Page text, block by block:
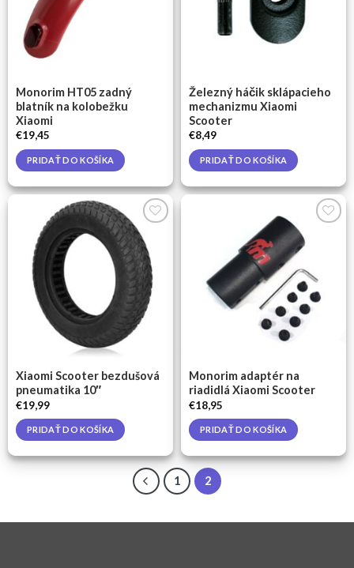
Monorim HT05 zadný
blatník na kolobežku
Xiaomi
€19,45
PRIDAŤ DO KOŠÍKA
Železný háčik sklápacieho
mechanizmu Xiaomi
Scooter
€8,49
PRIDAŤ DO KOŠÍKA
Pridať
do
zoznamu
želaní
Xiaomi Scooter bezdušová
pneumatika 10″
€19,99
PRIDAŤ DO KOŠÍKA
Monorim adaptér na
riadidlá Xiaomi Scooter
€18,95
PRIDAŤ DO KOŠÍKA
1 2